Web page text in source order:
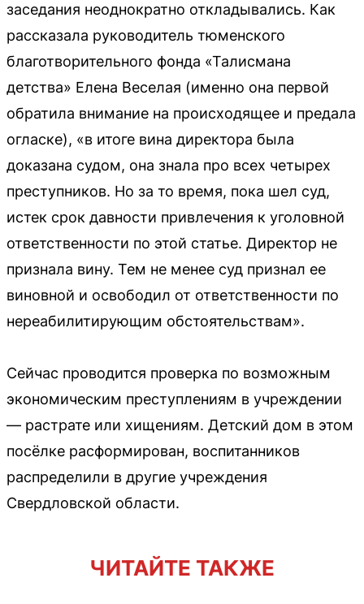
заседания неоднократно откладывались. Как
рассказала руководитель тюменского
благотворительного фонда «Талисмана
детства» Елена Веселая (именно она первой
обратила внимание на происходящее и предала
огласке), «в итоге вина директора была
доказана судом, она знала про всех четырех
преступников. Но за то время, пока шел суд,
истек срок давности привлечения к уголовной
ответственности по этой статье. Директор не
признала вину. Тем не менее суд признал ее
виновной и освободил от ответственности по
нереабилитирующим обстоятельствам».
Сейчас проводится проверка по возможным
экономическим преступлениям в учреждении
— растрате или хищениям. Детский дом в этом
посёлке расформирован, воспитанников
распределили в другие учреждения
Свердловской области.
ЧИТАЙТЕ ТАКЖЕ